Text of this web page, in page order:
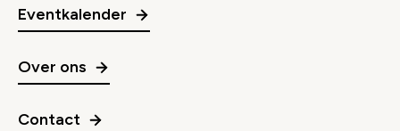
Eventkalender
Over ons
Contact